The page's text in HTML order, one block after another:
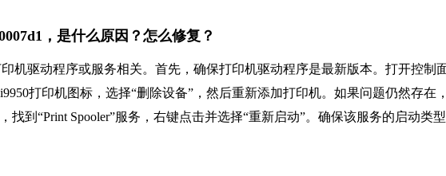
，是什么原因？怎么修复？
机驱动程序或服务相关。首先，确保打印机驱动程序是最新版本。打开控制
打印机图标，选择“删除设备”，然后重新添加打印机。如果问题仍然存在
找到“Print Spooler”服务，右键点击并选择“重新启动”。确保该服务的启动类